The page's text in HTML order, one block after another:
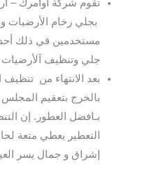
تقوم شركة أوامرك –
بجلي رخام الأرضيات
مستخدمين في ذلك
جلي وتنظيف آلأرضيات
بعد الانتهاء من
بالخرج بتعقيم
بـافضل العطور. إن
التعطير يعطي متعة
إشراق و جمال يسر